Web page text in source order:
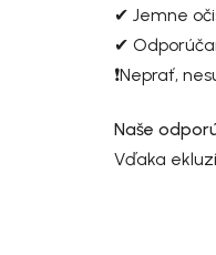
✔ Jemne
✔
❗Neprať,
Naše
Vďaka